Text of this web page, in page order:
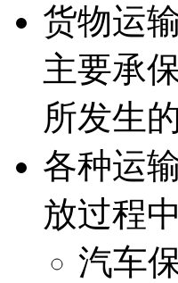
货物运
主要承
所发生
各种运
放过程
汽车